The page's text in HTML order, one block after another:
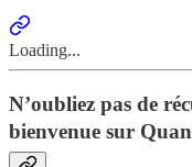
Loading...
N’oubliez pas de
bienvenue sur